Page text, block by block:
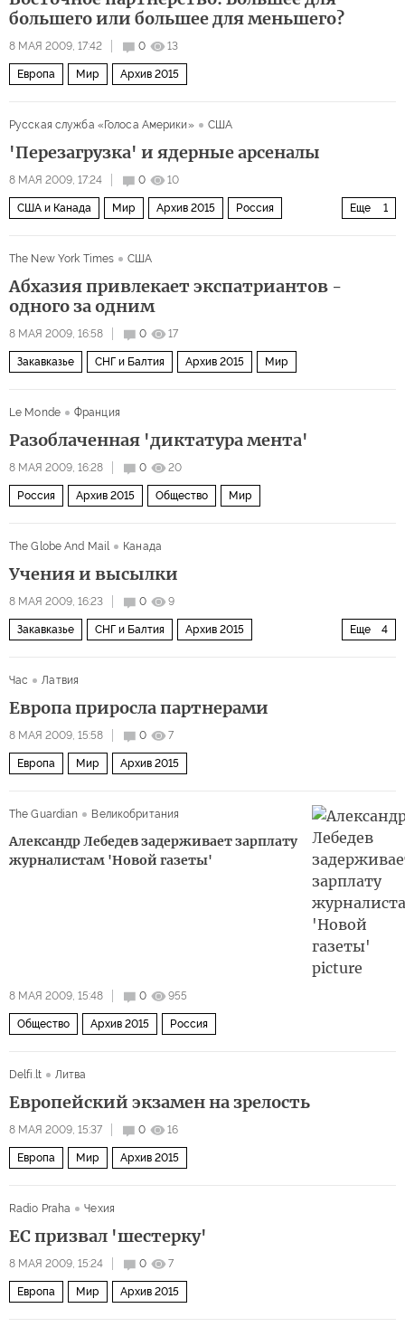
большего или большее для меньшего?
8 МАЯ 2009, 17:42 0 13
Европа Мир Архив 2015
Русская служба «Голоса Америки» США
'Перезагрузка' и ядерные арсеналы
8 МАЯ 2009, 17:24 0 10
Еще 1
США и Канада Мир Архив 2015 Россия
The New York Times
США
Абхазия привлекает экспатриантов -
одного за одним
8 МАЯ 2009, 16:58 0 17
Закавказье СНГ и Балтия Архив 2015 Мир
Le Monde Франция
Разоблаченная 'диктатура мента'
8 МАЯ 2009, 16:28 0 20
Россия Архив 2015 Общество Мир
The Globe And Mail Канада
Учения и высылки
8 МАЯ 2009, 16:23 0 9
Еще 4
Закавказье СНГ и Балтия Архив 2015
Час
Латвия
Европа приросла партнерами
8 МАЯ 2009, 15:58 0 7
Европа Мир Архив 2015
The Guardian Великобритания
Александр Лебедев задерживает зарплату
журналистам 'Новой газеты'
8 МАЯ 2009, 15:48 0 955
Общество Архив 2015 Россия
Delfi.lt Литва
Европейский экзамен на зрелость
8 МАЯ 2009, 15:37 0 16
Европа Мир Архив 2015
Radio Praha Чехия
ЕС призвал 'шестерку'
8 МАЯ 2009, 15:24 0 7
Европа Мир Архив 2015